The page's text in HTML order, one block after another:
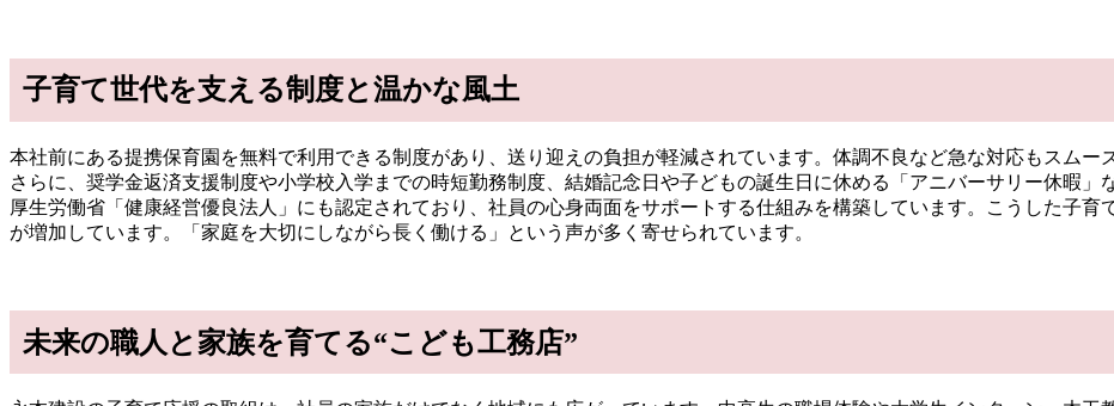
子育て世代を支える制度と温かな風土
本社前にある提携保育園を無料で利用できる制度があり、送り迎えの負担が軽減されています。体調不良など急な対応もスムー
さらに、奨学金返済支援制度や小学校入学までの時短勤務制度、結婚記念日や子どもの誕生日に休める「アニバーサリー休暇」
厚生労働省「健康経営優良法人」にも認定されており、社員の心身両面をサポートする仕組みを構築しています。こうした子
が増加しています。「家庭を大切にしながら長く働ける」という声が多く寄せられています。
未来の職人と家族を育てる“こども工務店”